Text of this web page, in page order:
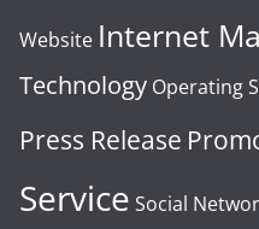
Website Internet
Technology Operating
Press Release
Service Social